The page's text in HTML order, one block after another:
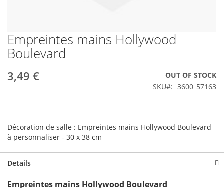
Skip
to
the
of
images
Empreintes mains Hollywood
Boulevard
3,49 €
OUT OF STOCK
SKU
3600_57163
Décoration de salle : Empreintes mains Hollywood Boulevard
à personnaliser - 30 x 38 cm
Details
Empreintes mains Hollywood Boulevard